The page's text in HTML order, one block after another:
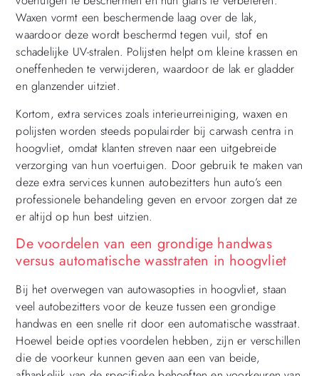
Waxen vormt een beschermende laag over de lak,
waardoor deze wordt beschermd tegen vuil, stof en
schadelijke UV-stralen. Polijsten helpt om kleine krassen en
oneffenheden te verwijderen, waardoor de lak er gladder
en glanzender uitziet.
Kortom, extra services zoals interieurreiniging, waxen en
polijsten worden steeds populairder bij carwash centra in
hoogvliet, omdat klanten streven naar een uitgebreide
verzorging van hun voertuigen. Door gebruik te maken van
deze extra services kunnen autobezitters hun auto’s een
professionele behandeling geven en ervoor zorgen dat ze
er altijd op hun best uitzien.
De voordelen van een grondige handwas
versus automatische wasstraten in hoogvliet
Bij het overwegen van autowasopties in hoogvliet, staan
veel autobezitters voor de keuze tussen een grondige
handwas en een snelle rit door een automatische wasstraat.
Hoewel beide opties voordelen hebben, zijn er verschillen
die de voorkeur kunnen geven aan een van beide,